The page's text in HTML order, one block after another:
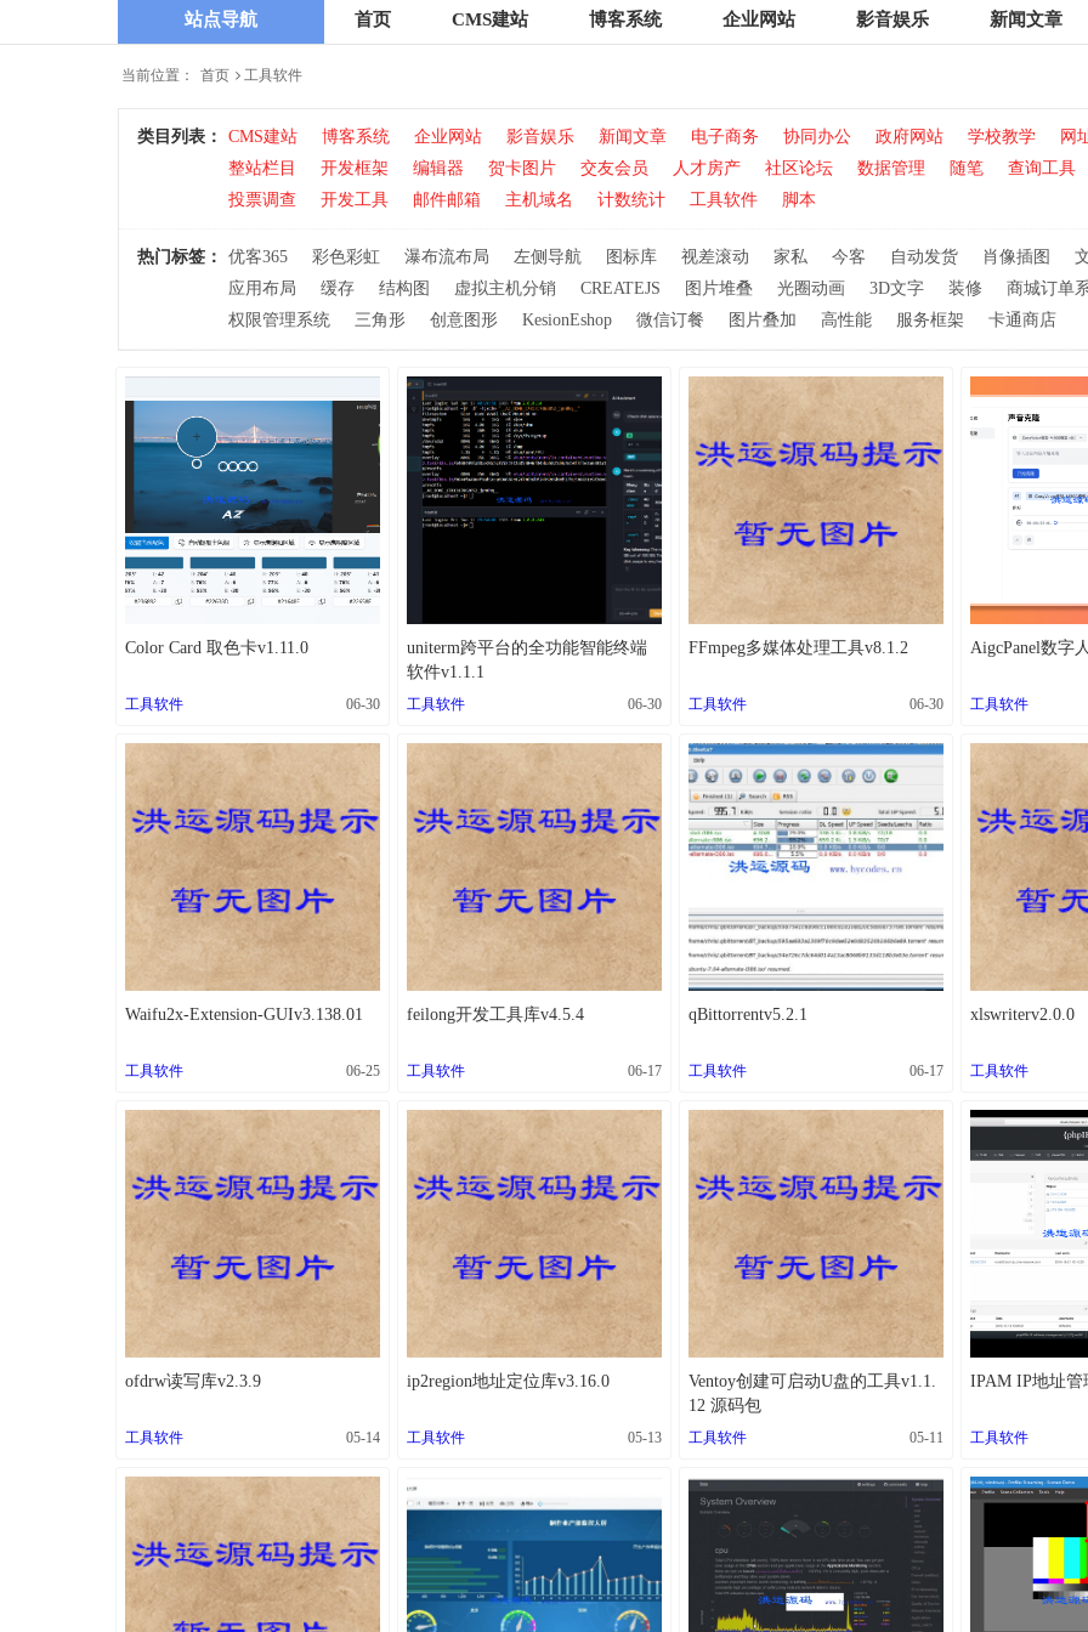
站点导航 首页 CMS建站 博客系统 企业网站 影音娱乐 新闻文章
当前位置： 首页 工具软件
类目列表： CMS建站 博客系统 企业网站 影音娱乐 新闻文章 电子商务 协同办公 政府网站 学校教学
网
整站栏目
开发框架 编辑器 贺卡图片 交友会员 人才房产 社区论坛 数据管理 随笔
查询工具
投票调查
开发工具 邮件邮箱 主机域名 计数统计 工具软件 脚本
热门标签： 优客365 彩色彩虹 瀑布流布局 左侧导航 图标库 视差滚动 家私 今客 自动发货 肖像插图
应用布局
缓存 结构图 虚拟主机分销 CREATEJS 图片堆叠 光圈动画 3D文字 装修
商城订单
权限管理系统
三角形 创意图形 KesionEshop 微信订餐 图片叠加 高性能 服务框架 卡通商店
Color Card 取色卡v1.11.0
工具软件 06-30
uniterm跨平台的全功能智能终端
软件v1.1.1
工具软件 06-30
FFmpeg多媒体处理工具v8.1.2
工具软件 06-30
AigcPanel数字
工具软件
Waifu2x-Extension-GUIv3.138.01
工具软件 06-25
feilong开发工具库v4.5.4
工具软件 06-17
qBittorrentv5.2.1
工具软件 06-17
xlswriterv2.0.0
工具软件
ofdrw读写库v2.3.9
工具软件 05-14
ip2region地址定位库v3.16.0
工具软件 05-13
Ventoy创建可启动U盘的工具v1.1.
12 源码包
工具软件 05-11
IPAM IP地址管
工具软件